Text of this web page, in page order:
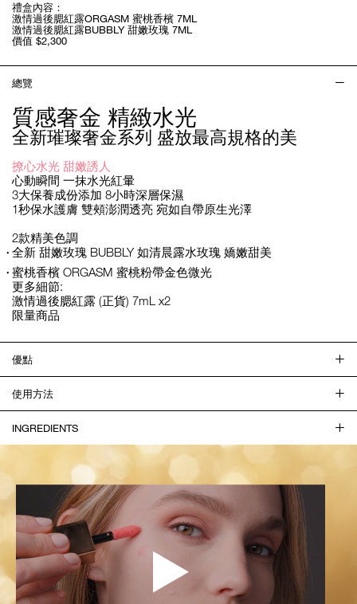
禮盒內容：
激情過後腮紅露ORGASM 蜜桃香檳 7ML
激情過後腮紅露BUBBLY 甜嫩玫瑰 7ML
價值 $2,300
總覽
質感奢金 精緻水光
全新璀璨奢金系列 盛放最高規格的美
撩心水光 甜嫩誘人
心動瞬間 一抹水光紅暈
3大保養成份添加 8小時深層保濕
1秒保水護膚 雙頰澎潤透亮 宛如自帶原生光澤
2款精美色調
全新 甜嫩玫瑰 BUBBLY 如清晨露水玫瑰 嬌嫩甜美
蜜桃香檳 ORGASM 蜜桃粉帶金色微光
更多細節:
激情過後腮紅露 (正貨) 7mL x2
限量商品
優點
使用方法
INGREDIENTS